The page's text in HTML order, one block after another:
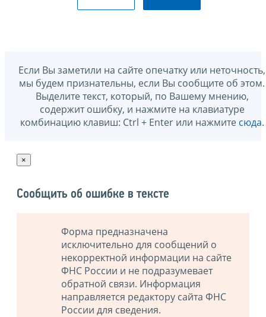
Если Вы заметили на сайте опечатку или неточность,
мы будем признательны, если Вы сообщите об этом.
Выделите текст, который, по Вашему мнению,
содержит ошибку, и нажмите на клавиатуре
комбинацию клавиш: Ctrl + Enter или нажмите сюда.
×
Сообщить об ошибке в тексте
Форма предназначена
исключительно для сообщений о
некорректной информации на сайте
ФНС России и не подразумевает
обратной связи. Информация
направляется редактору сайта ФНС
России для сведения.